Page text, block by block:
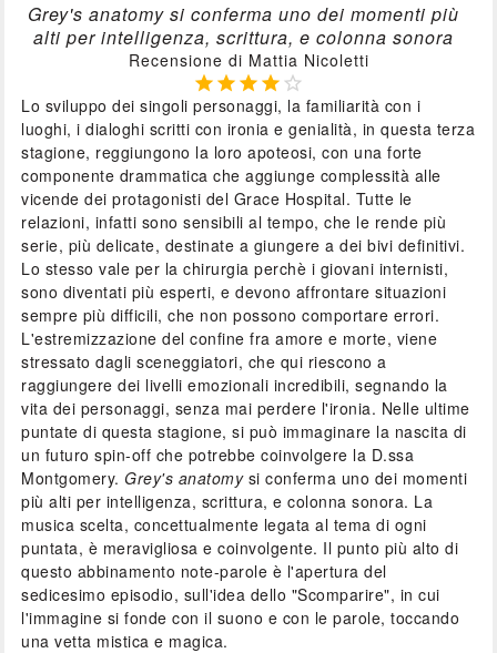
Grey's anatomysi conferma uno dei momenti più
alti per intelligenza, scrittura, e colonna sonora
Recensione di Mattia Nicoletti
    
Lo sviluppo dei singoli personaggi, la familiarità con i
luoghi, i dialoghi scritti con ironia e genialità, in questa terza
stagione, reggiungono la loro apoteosi, con una forte
componente drammatica che aggiunge complessità alle
vicende dei protagonisti del Grace Hospital. Tutte le
relazioni, infatti sono sensibili al tempo, che le rende più
serie, più delicate, destinate a giungere a dei bivi definitivi.
Lo stesso vale per la chirurgia perchè i giovani internisti,
sono diventati più esperti, e devono affrontare situazioni
sempre più difficili, che non possono comportare errori.
L'estremizzazione del confine fra amore e morte, viene
stressato dagli sceneggiatori, che qui riescono a
raggiungere dei livelli emozionali incredibili, segnando la
vita dei personaggi, senza mai perdere l'ironia. Nelle ultime
puntate di questa stagione, si può immaginare la nascita di
un futuro spin-off che potrebbe coinvolgere la D.ssa
Montgomery.Grey's anatomysi conferma uno dei momenti
più alti per intelligenza, scrittura, e colonna sonora. La
musica scelta, concettualmente legata al tema di ogni
puntata, è meravigliosa e coinvolgente. Il punto più alto di
questo abbinamento note-parole è l'apertura del
sedicesimo episodio, sull'idea dello "Scomparire", in cui
l'immagine si fonde con il suono e con le parole, toccando
una vetta mistica e magica.